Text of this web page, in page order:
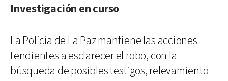
Investigación en curso
La Policía de La Paz mantiene las acciones
tendientes a esclarecer el robo, con la
búsqueda de posibles testigos, relevamiento